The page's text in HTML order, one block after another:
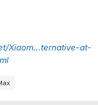
Xiaom...ternative-at-